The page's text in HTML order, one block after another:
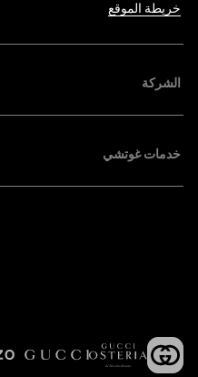
خريطة الموقع
الشركة
خدمات غوتشي